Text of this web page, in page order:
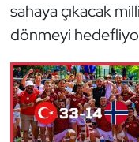
sahaya çıkacak
dönmeyi
Futbol
Genel
Golf